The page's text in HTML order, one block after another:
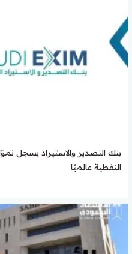
بنك التصدير والاستيراد يسجل
النفطية عالميًا